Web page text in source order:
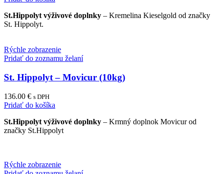
St.Hippolyt výživové doplnky – Kremelina Kieselgold od značky
St. Hippolyt.
Rýchle zobrazenie
Pridať do zoznamu želaní
St. Hippolyt – Movicur (10kg)
136.00 € s DPH
Pridať do košíka
St.Hippolyt výživové doplnky – Krmný doplnok Movicur od
značky St.Hippolyt
Rýchle zobrazenie